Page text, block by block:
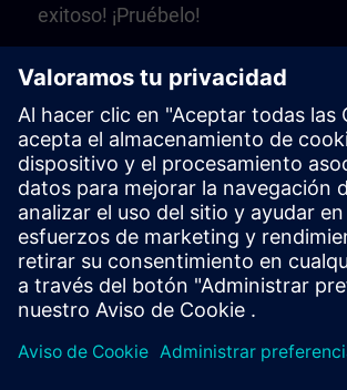
exitoso! ¡Pruébelo!
Play
Video